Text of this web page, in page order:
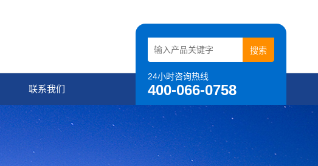
24小时咨询热线
400-066-0758
联系我们